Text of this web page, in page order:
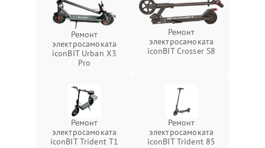
Ремонт
электросамоката
iconBIT Urban X3
Pro
Ремонт
электросамоката
iconBIT Crosser S8
Ремонт
электросамоката
iconBIT Trident T1
Ремонт
электросамоката
iconBIT Trident 85